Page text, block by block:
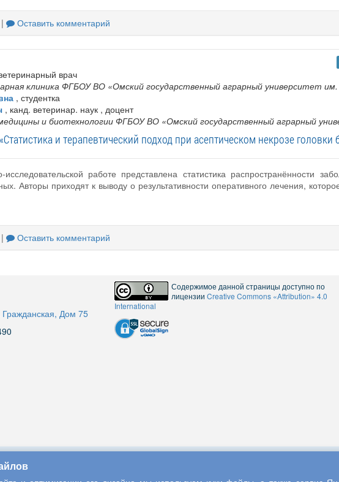
| Оставить комментарий
врач
клиника ФГБОУ ВО «Омский государственный аграрный университет
, студентка
, канд. ветеринар. наук , доцент
и биотехнологии ФГБОУ ВО «Омский государственный аграрный
«Статистика и терапевтический подход при асептическом некрозе головки
работе представлена статистика распространённости
Авторы приходят к выводу о результативности оперативного лечения,
| Оставить комментарий
Дом 75
Содержимое данной страницы доступно по
лицензии Creative Commons «Attribution» 4.0
International